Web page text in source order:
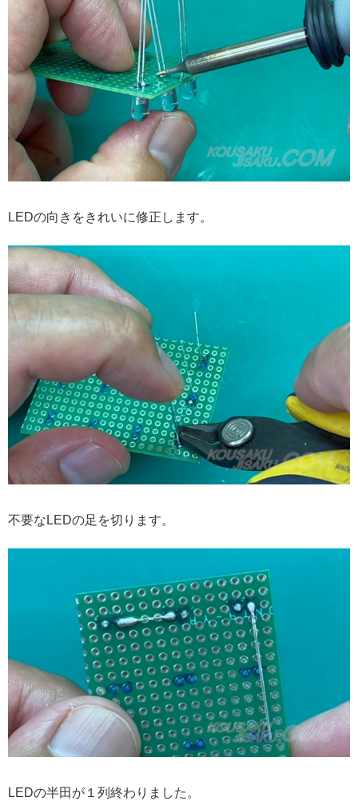
LEDの向きをきれいに修正します。
不要なLEDの足を切ります。
LEDの半田が１列終わりました。